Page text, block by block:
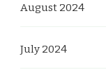
August 2024
July 2024